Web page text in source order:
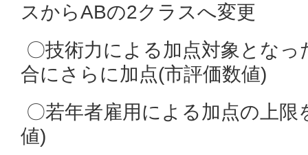
スからABの2クラスへ変更
〇技術力による加点対象とな
合にさらに加点(市評価数値)
〇若年者雇用による加点の上限
値)